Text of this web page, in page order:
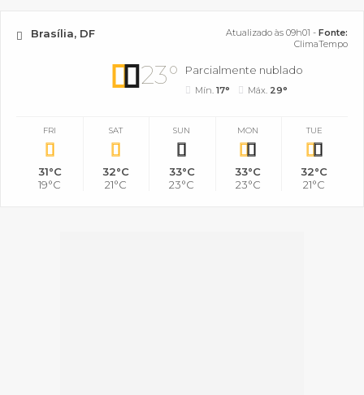
Brasília, DF Atualizado às 09h01 - Fonte:
ClimaTempo
23° Parcialmente nublado
Mín.17° Máx. 29°
FRI
31°C
19°C
SAT
32°C
21°C
SUN
33°C
23°C
MON
33°C
23°C
TUE
32°C
21°C